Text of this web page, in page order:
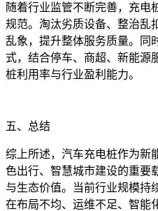
随着行业监管不断完善，充电
规范。淘汰劣质设备、整治乱
乱象，提升整体服务质量。同
式，结合停车、商超、新能源
桩利用率与行业盈利能力。
五、总结
综上所述，汽车充电桩作为新
色出行、智慧城市建设的重要
与生态价值。当前行业规模持
在布局不均、运维不足、智能